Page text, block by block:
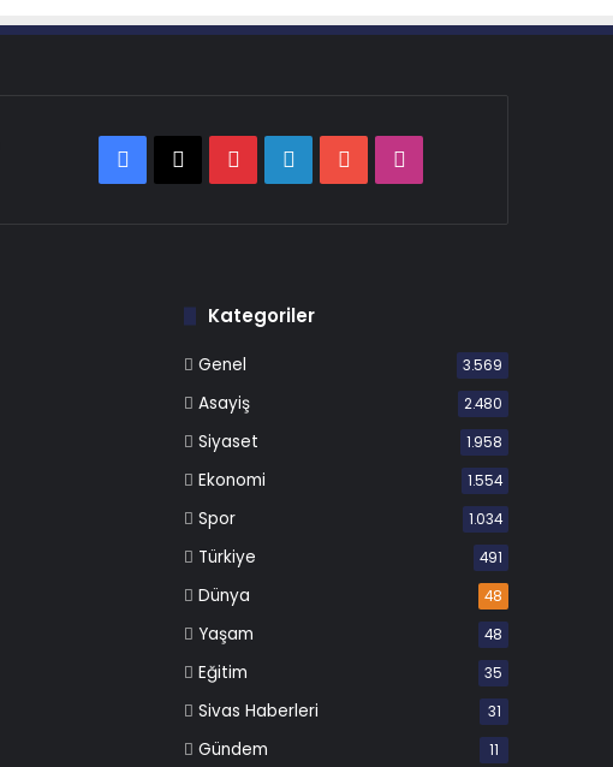
Facebook
X PinterestLinkedInYouTube
Kategoriler
Genel 3.569
Asayiş 2.480
Siyaset 1.958
Ekonomi 1.554
Spor 1.034
Türkiye 491
Dünya 48
Yaşam 48
Eğitim 35
Sivas Haberleri 31
Gündem 11